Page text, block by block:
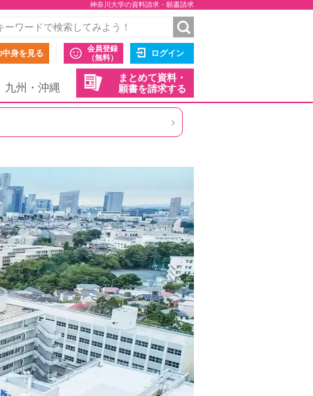
神奈川大学の資料請求・願書請求
中身を見る
会員登録
（無料）
ログイン
まとめて資料・
願書を請求する
九州・沖縄
›